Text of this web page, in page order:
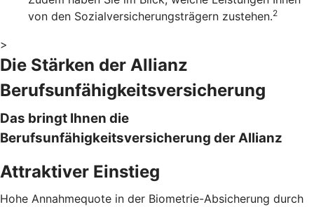
von den Sozialversicherungsträgern zustehen.2
>
Die Stärken der Allianz
Berufsunfähigkeitsversicherung
Das bringt Ihnen die
Berufsunfähigkeitsversicherung der Allianz
Attraktiver Einstieg
Hohe Annahmequote in der Biometrie-Absicherung durch